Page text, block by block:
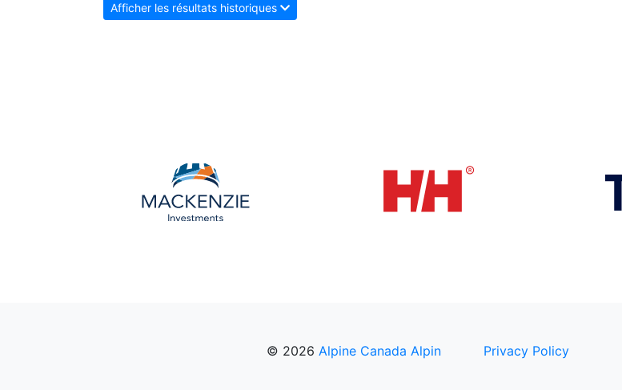
Afficher les résultats historiques
© 2026 Alpine Canada Alpin Privacy Policy